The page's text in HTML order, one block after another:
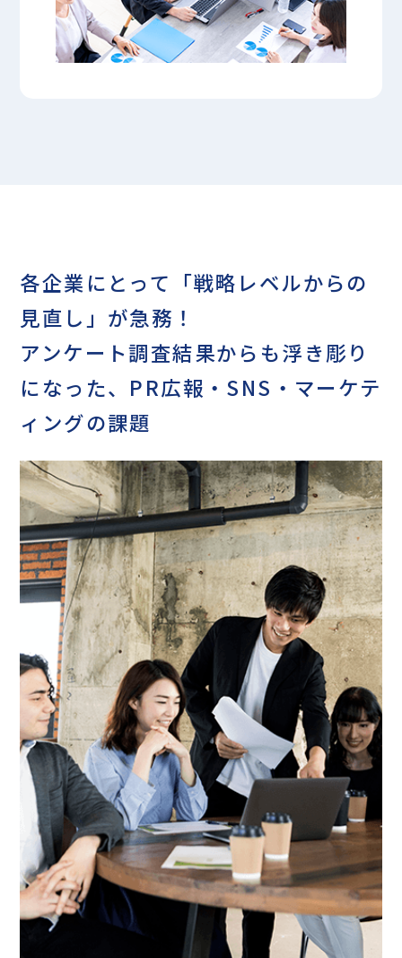
各企業にとって「戦略レベルからの
見直し」が急務！
アンケート調査結果からも浮き彫り
になった、PR広報・SNS・マーケテ
ィングの課題